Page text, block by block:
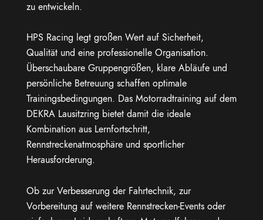
zu entwickeln.
HPS Racing legt großen Wert auf Sicherheit,
Qualität und eine professionelle Organisation.
Überschaubare Gruppengrößen, klare Abläufe und
persönliche Betreuung schaffen optimale
Trainingsbedingungen. Das Motorradtraining auf dem
DEKRA Lausitzring bietet damit die ideale
Kombination aus Lernfortschritt,
Rennstreckenatmosphäre und sportlicher
Herausforderung.
Ob zur Verbesserung der Fahrtechnik, zur
Vorbereitung auf weitere Rennstrecken-Events oder